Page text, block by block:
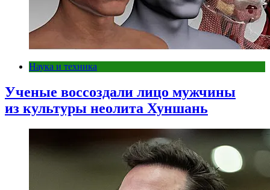
Наука и техника
Ученые воссоздали лицо мужчины
из культуры неолита Хуншань